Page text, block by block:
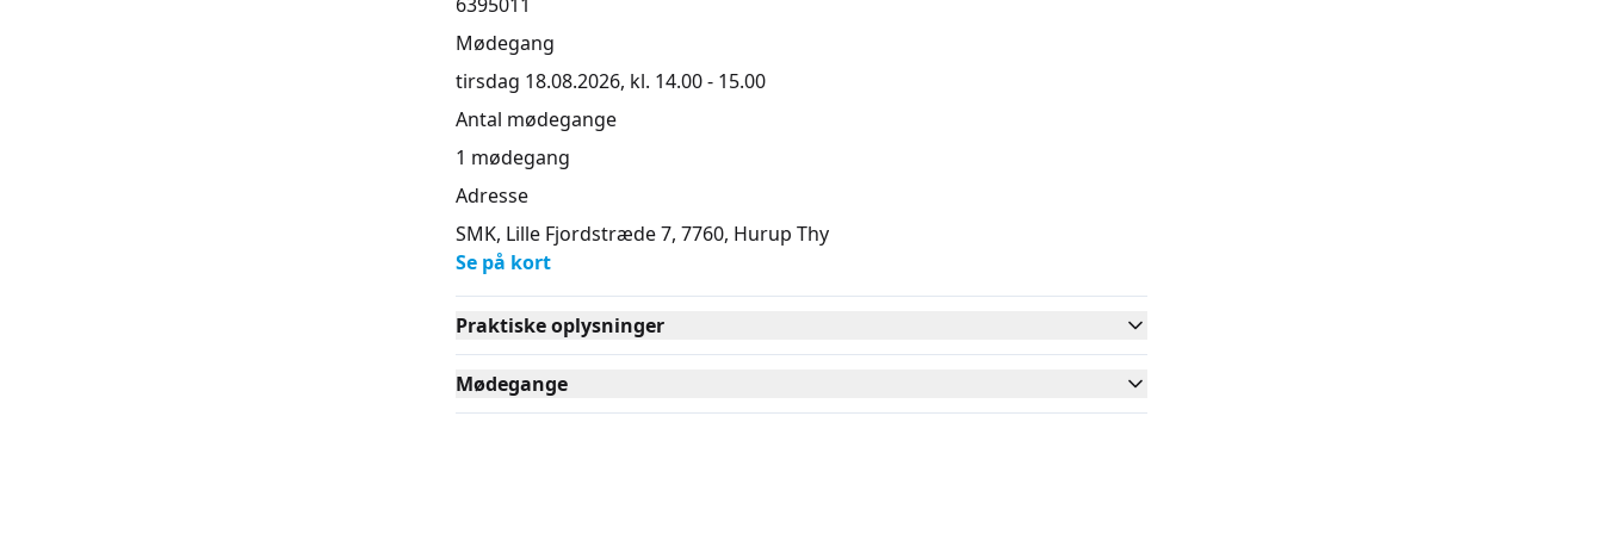
Mødegang
tirsdag 18.08.2026, kl. 14.00 - 15.00
Antal mødegange
1 mødegang
Adresse
SMK, Lille Fjordstræde 7, 7760, Hurup Thy
Se på kort
Praktiske oplysninger
Mødegange